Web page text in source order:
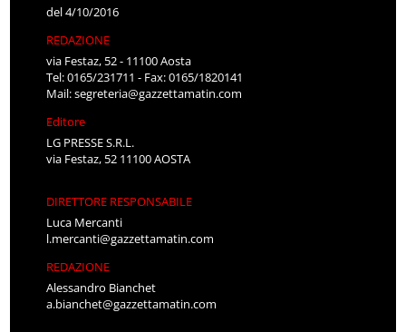
del 4/10/2016
REDAZIONE
via Festaz, 52 - 11100 Aosta
Tel: 0165/231711 - Fax: 0165/1820141
Mail:segreteria@gazzettamatin.com
Editore
LG PRESSE S.R.L.
via Festaz, 52 11100 AOSTA
DIRETTORE RESPONSABILE
Luca Mercanti
l.mercanti@gazzettamatin.com
REDAZIONE
Alessandro Bianchet
a.bianchet@gazzettamatin.com